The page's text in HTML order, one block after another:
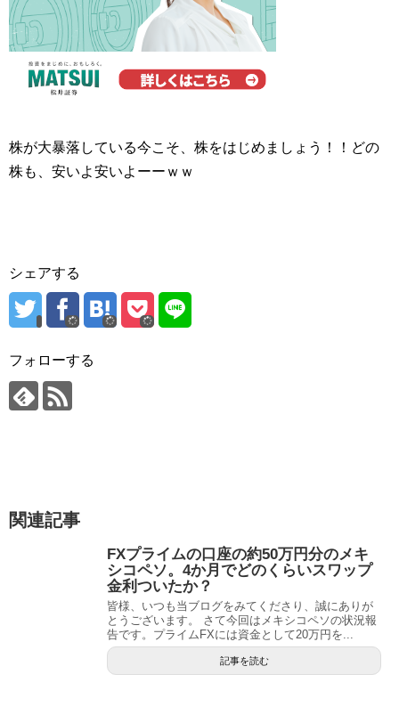
株が大暴落している今こそ、株をはじめましょう！！どの
株も、安いよ安いよーーｗｗ
シェアする
フォローする
関連記事
FXプライムの口座の約50万円分のメキ
シコペソ。4か月でどのくらいスワップ
金利ついたか？
皆様、いつも当ブログをみてくださり、誠にありが
とうございます。 さて今回はメキシコペソの状況報
告です。プライムFXには資金として20万円を...
記事を読む